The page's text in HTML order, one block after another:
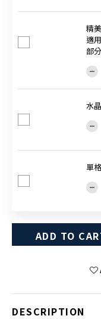
精
適
部
水
單
ADD TO
DESCRIPTION